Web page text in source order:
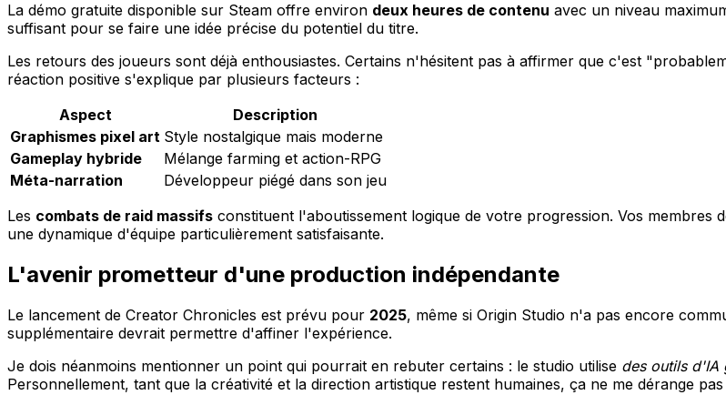
La démo gratuite disponible sur Steam offre environ deux heures de contenu avec un niveau
suffisant pour se faire une idée précise du potentiel du titre.
Les retours des joueurs sont déjà enthousiastes. Certains n'hésitent pas à affirmer que c'est
réaction positive s'explique par plusieurs facteurs :
Aspect
Description
Graphismes pixel art Style nostalgique mais moderne
Gameplay hybride
Mélange farming et action-RPG
Méta-narration
Développeur piégé dans son jeu
Les combats de raid massifs constituent l'aboutissement logique de votre progression. Vos
une dynamique d'équipe particulièrement satisfaisante.
L'avenir prometteur d'une production indépendante
Le lancement de Creator Chronicles est prévu pour 2025, même si Origin Studio n'a pas encore
supplémentaire devrait permettre d'affiner l'expérience.
Je dois néanmoins mentionner un point qui pourrait en rebuter certains : le studio utilise des outils d'IA
Personnellement, tant que la créativité et la direction artistique restent humaines, ça ne me dérange